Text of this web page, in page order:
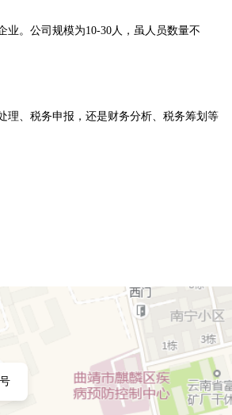
。公司规模为10-30人，虽人员数量不
理、税务申报，还是财务分析、税务筹划等
累了良好的口碑，与众多客户建立了长期稳
财税管理提供有力支持，携手共创美好未